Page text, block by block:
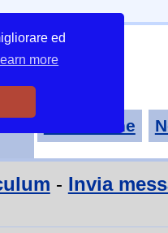
ed
more
Classifiche
- Invia